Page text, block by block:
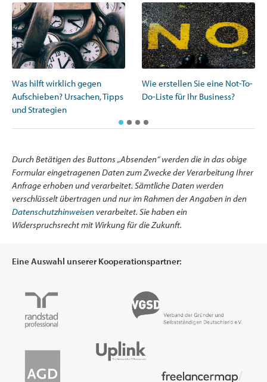
Was hilft wirklich gegen
Aufschieben? Ursachen, Tipps
und Strategien
Wie erstellen Sie eine Not-To-
Do-Liste für Ihr Business?
Durch Betätigen des Buttons „Absenden“ werden die in das obige
Formular eingetragenen Daten zum Zwecke der Verarbeitung Ihrer
Anfrage erhoben und verarbeitet. Sämtliche Daten werden
verschlüsselt übertragen und nur im Rahmen der Angaben in den
Datenschutzhinweisenverarbeitet. Sie haben ein
Widerspruchsrecht mit Wirkung für die Zukunft.
Eine Auswahl unserer Kooperationspartner: